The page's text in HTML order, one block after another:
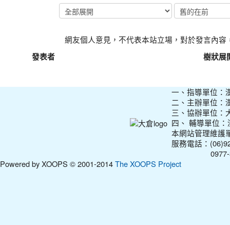
網友個人意見，不代表本站立場，對於發言內容
發表者
樹狀展
一、指導單位：
二、主辦單位：
三、協辦單位：
四、 輔導單位
本網站管理維護
服務電話：
0977-
Powered by XOOPS © 2001-2014The XOOPS Project